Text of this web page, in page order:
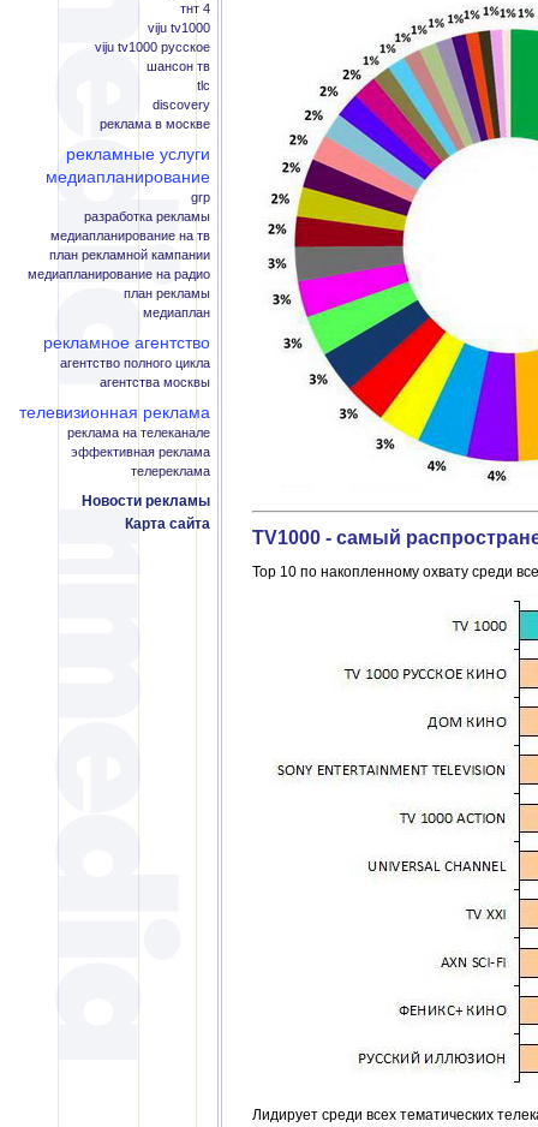
тнт 4
viju tv1000
viju tv1000 русское
шансон тв
tlc
discovery
реклама в москве
рекламные услуги
медиапланирование
grp
разработка рекламы
медиапланирование на тв
план рекламной кампании
медиапланирование на радио
план рекламы
медиаплан
рекламное агентство
агентство полного цикла
агентства москвы
телевизионная реклама
реклама на телеканале
эффективная реклама
телереклама
Новости рекламы
Карта сайта
TV1000 - самый
Top 10 по накопленному охвату среди
Лидирует среди всех тематических